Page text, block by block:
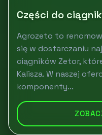
Części do
Agrozeto to
się w dostarczaniu
ciągników Zetor,
Kalisza. W naszej
komponenty...